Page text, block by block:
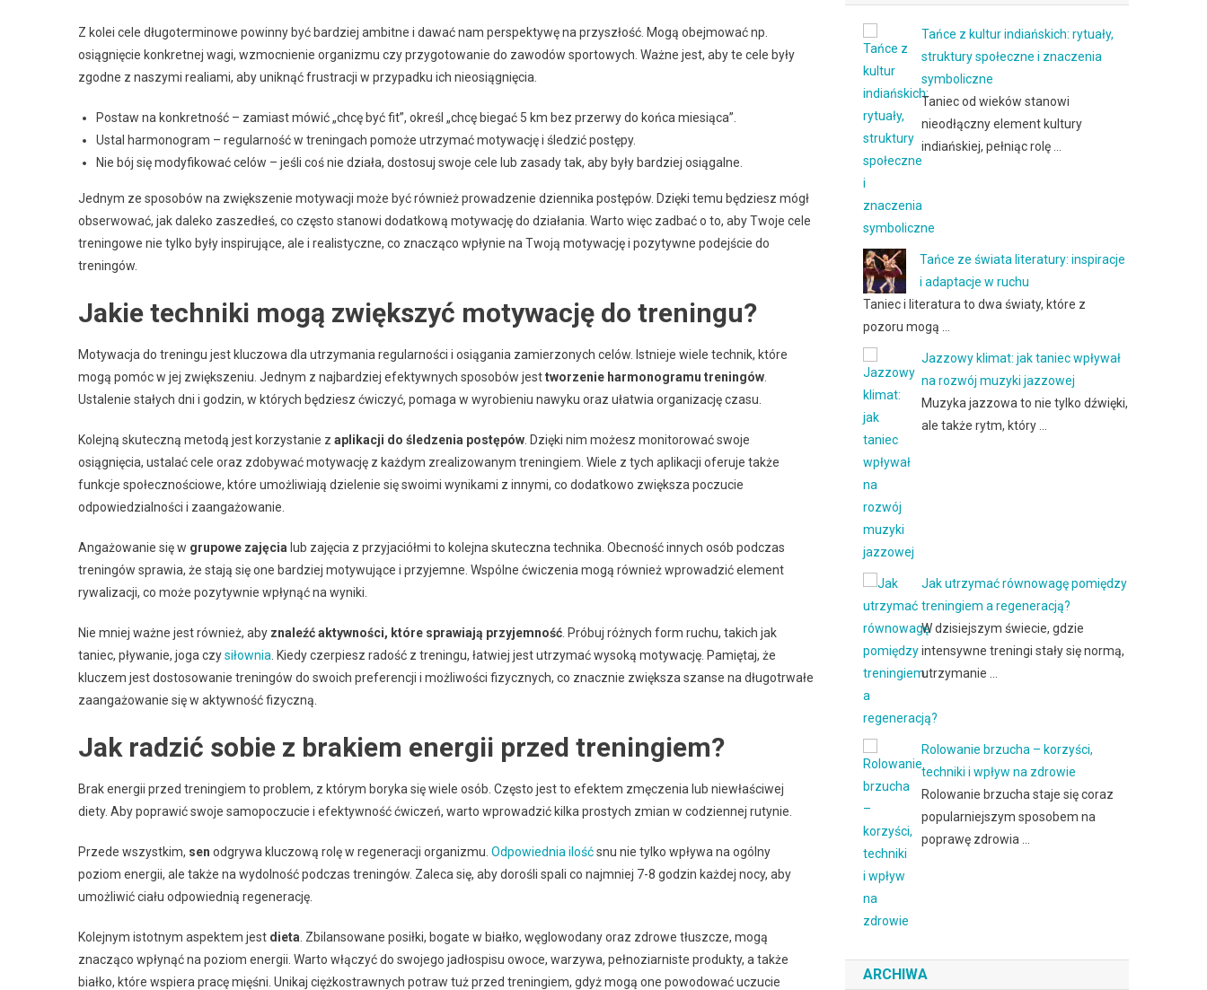
Z kolei cele długoterminowe powinny być bardziej ambitne i dawać nam perspektywę na przyszłość. Mogą obejmować np.
osiągnięcie konkretnej wagi, wzmocnienie organizmu czy przygotowanie do zawodów sportowych. Ważne jest, aby te cele były
zgodne z naszymi realiami, aby uniknąć frustracji w przypadku ich nieosiągnięcia.
Postaw na konkretność – zamiast mówić „chcę być fit”, określ „chcę biegać 5 km bez przerwy do końca miesiąca”.
Ustal harmonogram – regularność w treningach pomoże utrzymać motywację i śledzić postępy.
Nie bój się modyfikować celów – jeśli coś nie działa, dostosuj swoje cele lub zasady tak, aby były bardziej osiągalne.
Jednym ze sposobów na zwiększenie motywacji może być również prowadzenie dziennika postępów. Dzięki temu będziesz mógł
obserwować, jak daleko zaszedłeś, co często stanowi dodatkową motywację do działania. Warto więc zadbać o to, aby Twoje cele
treningowe nie tylko były inspirujące, ale i realistyczne, co znacząco wpłynie na Twoją motywację i pozytywne podejście do
treningów.
Jakie techniki mogą zwiększyć motywację do treningu?
Motywacja do treningu jest kluczowa dla utrzymania regularności i osiągania zamierzonych celów. Istnieje wiele technik, które
mogą pomóc w jej zwiększeniu. Jednym z najbardziej efektywnych sposobów jesttworzenie harmonogramu treningów
Ustalenie stałych dni i godzin, w których będziesz ćwiczyć, pomaga w wyrobieniu nawyku oraz ułatwia organizację czasu.
Kolejną skuteczną metodą jest korzystanie z aplikacji do śledzenia postępów . Dzięki nim możesz monitorować swoje
osiągnięcia, ustalać cele oraz zdobywać motywację z każdym zrealizowanym treningiem. Wiele z tych aplikacji oferuje także
funkcje społecznościowe, które umożliwiają dzielenie się swoimi wynikami z innymi, co dodatkowo zwiększa poczucie
odpowiedzialności i zaangażowanie.
Angażowanie się w grupowe zajęcia lub zajęcia z przyjaciółmi to kolejna skuteczna technika. Obecność innych osób podczas
treningów sprawia, że stają się one bardziej motywujące i przyjemne. Wspólne ćwiczenia mogą również wprowadzić element
rywalizacji, co może pozytywnie wpłynąć na wyniki.
Nie mniej ważne jest również, aby znaleźć aktywności, które sprawiają przyjemność . Próbuj różnych form ruchu, takich jak
taniec, pływanie, joga czysiłownia . Kiedy czerpiesz radość z treningu, łatwiej jest utrzymać wysoką motywację. Pamiętaj, że
kluczem jest dostosowanie treningów do swoich preferencji i możliwości fizycznych, co znacznie zwiększa szanse na długotrwałe
zaangażowanie się w aktywność fizyczną.
Jak radzić sobie z brakiem energii przed treningiem?
Brak energii przed treningiem to problem, z którym boryka się wiele osób. Często jest to efektem zmęczenia lub niewłaściwej
diety. Aby poprawić swoje samopoczucie i efektywność ćwiczeń, warto wprowadzić kilka prostych zmian w codziennej rutynie.
Przede wszystkim, sen odgrywa kluczową rolę w regeneracji organizmu. Odpowiednia ilośćsnu nie tylko wpływa na ogólny
poziom energii, ale także na wydolność podczas treningów. Zaleca się, aby dorośli spali co najmniej 7-8 godzin każdej nocy, aby
umożliwić ciału odpowiednią regenerację.
Kolejnym istotnym aspektem jest dieta . Zbilansowane posiłki, bogate w białko, węglowodany oraz zdrowe tłuszcze, mogą
znacząco wpłynąć na poziom energii. Warto włączyć do swojego jadłospisu owoce, warzywa, pełnoziarniste produkty, a także
białko, które wspiera pracę mięśni. Unikaj ciężkostrawnych potraw tuż przed treningiem, gdyż mogą one powodować uczucie
Tańce z kultur indiańskich: rytuały,
struktury społeczne i znaczenia
symboliczne
Taniec od wieków stanowi
nieodłączny element kultury
indiańskiej, pełniąc rolę …
Tańce ze świata literatury: inspiracje
i adaptacje w ruchu
Taniec i literatura to dwa światy, które z
pozoru mogą …
Jazzowy klimat: jak taniec wpływał
na rozwój muzyki jazzowej
Muzyka jazzowa to nie tylko dźwięki,
ale także rytm, który …
Jak utrzymać równowagę pomiędzy
treningiem a regeneracją?
W dzisiejszym świecie, gdzie
intensywne treningi stały się normą,
utrzymanie …
Rolowanie brzucha – korzyści,
techniki i wpływ na zdrowie
Rolowanie brzucha staje się coraz
popularniejszym sposobem na
poprawę zdrowia …
ARCHIWA